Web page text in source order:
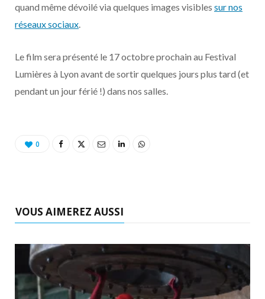
quand même dévoilé via quelques images visibles sur nos
réseaux sociaux.
Le film sera présenté le 17 octobre prochain au Festival
Lumières à Lyon avant de sortir quelques jours plus tard (et
pendant un jour férié !) dans nos salles.
0
VOUS AIMEREZ AUSSI